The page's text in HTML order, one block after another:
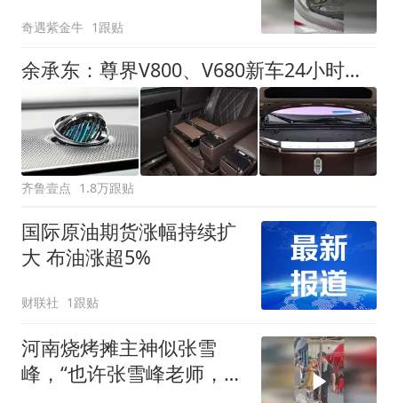
奇遇紫金牛 1跟贴
余承东：尊界V800、V680新车24小时大定突破3500台
齐鲁壹点 1.8万跟贴
国际原油期货涨幅持续扩
大 布油涨超5%
财联社 1跟贴
河南烧烤摊主神似张雪
峰，“也许张雪峰老师，只